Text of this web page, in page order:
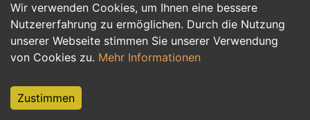
Wir verwenden Cookies, um Ihnen eine bessere
Nutzererfahrung zu ermöglichen. Durch die Nutzung
unserer Webseite stimmen Sie unserer Verwendung
von Cookies zu. Mehr Informationen
Zustimmen
Personalwesen Assistenz, Sekretariat
Hilfskräfte, Aushilfs- und Nebenjobs
Weiterbildung, Studium, duale Ausbildung